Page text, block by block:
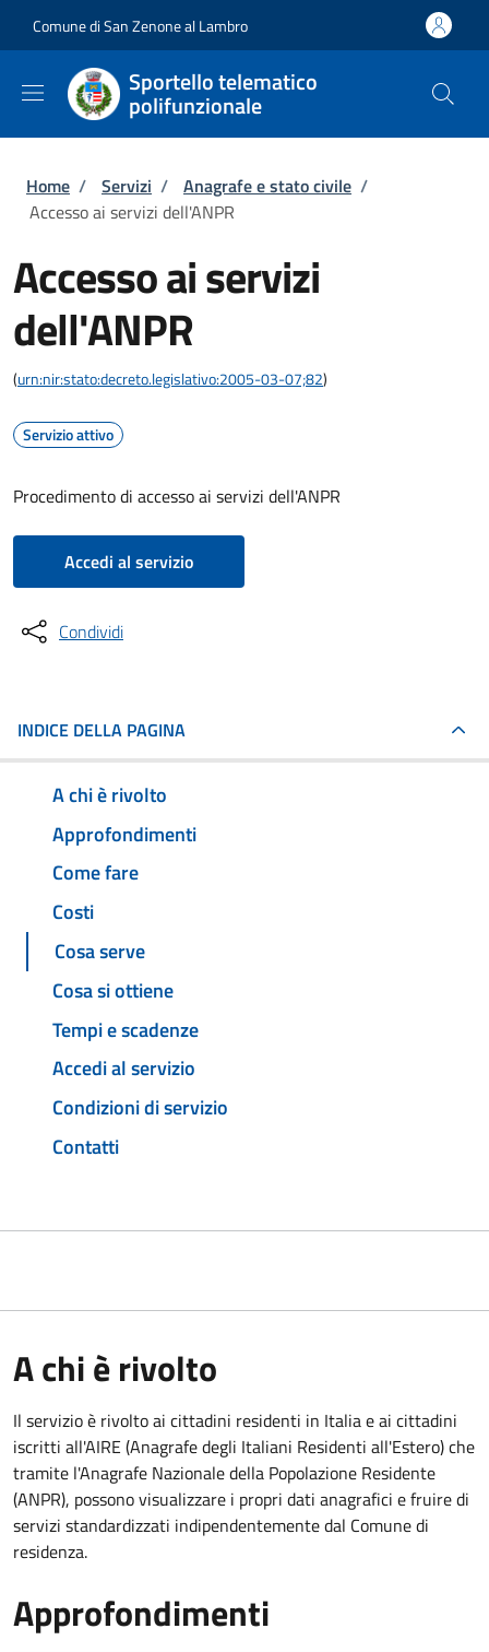
Comune di San Zenone al Lambro
Sportello telematico
polifunzionale
Briciole di pane
Home / Servizi / Anagrafe e stato civile /
Accesso ai servizi dell'ANPR
Accesso ai servizi
dell'ANPR
(urn:nir:stato:decreto.legislativo:2005-03-07;82)
Servizio attivo
Procedimento di accesso ai servizi dell'ANPR
Accedi al servizio
Condividi
INDICE DELLA PAGINA
A chi è rivolto
Approfondimenti
Come fare
Costi
Cosa serve
Cosa si ottiene
Tempi e scadenze
Accedi al servizio
Condizioni di servizio
Contatti
A chi è rivolto
Il servizio è rivolto ai cittadini residenti in Italia e ai cittadini
iscritti all'AIRE (Anagrafe degli Italiani Residenti all'Estero) che
tramite l'Anagrafe Nazionale della Popolazione Residente
(ANPR), possono visualizzare i propri dati anagrafici e fruire di
servizi standardizzati indipendentemente dal Comune di
residenza.
Approfondimenti